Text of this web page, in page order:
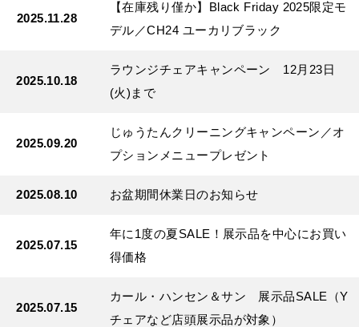
2025.11.28
【在庫残り僅か】Black Friday 2025限定モ
デル／CH24 ユーカリブラック
2025.10.18
ラウンジチェアキャンペーン 12月23日
(火)まで
2025.09.20
じゅうたんクリーニングキャンペーン／オ
プションメニュープレゼント
2025.08.10 お盆期間休業日のお知らせ
2025.07.15
年に1度の夏SALE！展示品を中心にお買い
得価格
2025.07.15
カール・ハンセン＆サン 展示品SALE（Y
チェアなど店頭展示品が対象）